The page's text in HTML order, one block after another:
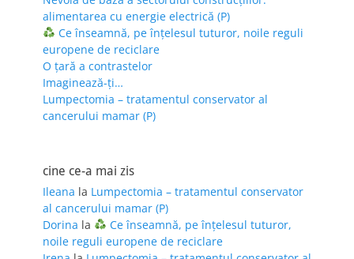
alimentarea cu energie electrică (P)
Ce înseamnă, pe înțelesul tuturor, noile reguli
europene de reciclare
O țară a contrastelor
Imaginează-ți…
Lumpectomia – tratamentul conservator al
cancerului mamar (P)
cine ce-a mai zis
Ileana la Lumpectomia – tratamentul conservator
al cancerului mamar (P)
Dorina la
Ce înseamnă, pe înțelesul tuturor,
noile reguli europene de reciclare